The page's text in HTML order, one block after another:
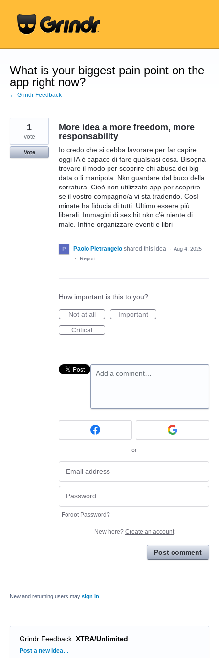
content
What is your biggest pain point on the
app right now?
← Grindr Feedback
More idea a more freedom, more
responsability
Io credo che si debba lavorare per far capire:
oggi IA è capace di fare qualsiasi cosa. Bisogna
trovare il modo per scoprire chi abusa dei big
data o li manipola. Nkn guardare dal buco della
serratura. Cioè non utilizzate app per scoprire
se il vostro compagno/a vi sta tradendo. Così
minate ha fiducia di tutti. Ultimo essere più
liberali. Immagini di sex hit nkn c’è niente di
male. Infine organizzare eventi e libri
1
vote
Vote
Paolo Pietrangelo shared this idea · Aug 4, 2025
·
Report…
How important is this to you?
Not at all
Important
Critical
Add a comment…
or
Forgot Password?
New here? Create an account
Post comment
New and returning users may sign in
Grindr Feedback: XTRA/Unlimited
Categories
Post a new idea…